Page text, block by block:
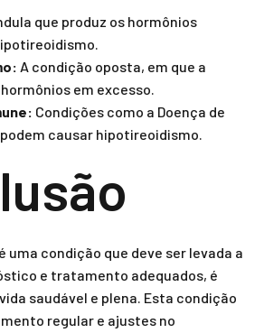
que produz os hormônios
A condição oposta, em que a
em excesso.
Condições como a Doença de
causar hipotireoidismo.
é uma condição que deve ser levada a
e tratamento adequados, é
saudável e plena. Esta condição
regular e ajustes no